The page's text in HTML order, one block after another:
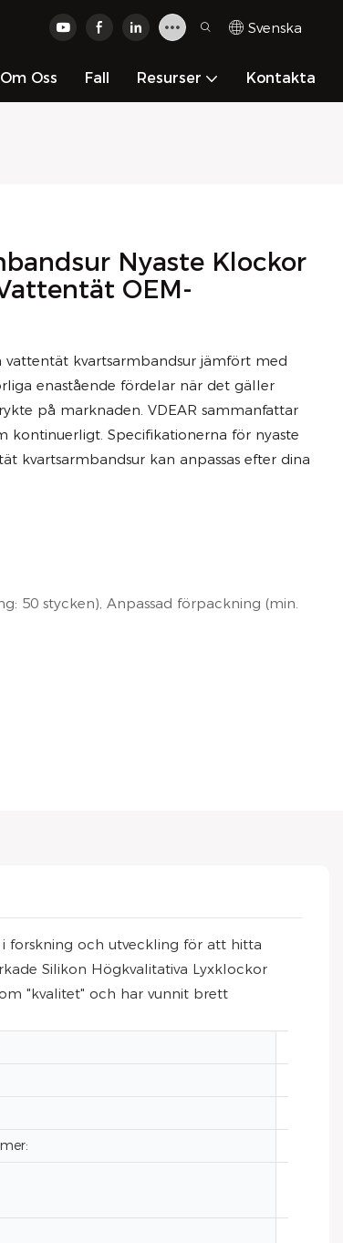
Svenska
Om Oss Fall Resurser Kontakta
Nyaste Klockor
OEM-
kvartsarmbandsur jämfört med
enastående fördelar när det gäller
på marknaden. VDEAR sammanfattar
Specifikationerna för nyaste
kvartsarmbandsur kan anpassas efter dina
50 stycken), Anpassad förpackning (min.
i forskning och utveckling för att hitta
Silikon Högkvalitativa Lyxklockor
"kvalitet" och har vunnit brett